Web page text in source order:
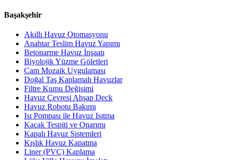
Başakşehir
Akıllı Havuz Otomasyonu
Anahtar Teslim Havuz Yapımı
Betonarme Havuz İnşaatı
Biyolojik Yüzme Göletleri
Cam Mozaik Uygulaması
Doğal Taş Kaplamalı Havuzlar
Filtre Kumu Değişimi
Havuz Çevresi Ahşap Deck
Havuz Robotu Bakımı
Isı Pompası ile Havuz Isıtma
Kaçak Tespiti ve Onarımı
Kapalı Havuz Sistemleri
Kışlık Havuz Kapatma
Liner (PVC) Kaplama